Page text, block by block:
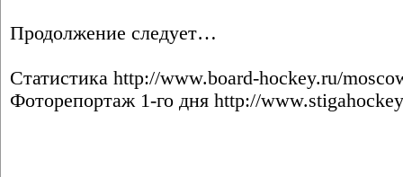
Продолжение следует…
Статистика http://www.board-hockey.ru/
Фоторепортаж 1-го дня http://